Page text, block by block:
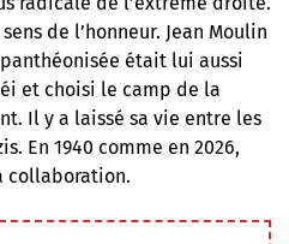
de l’honneur. Jean Moulin
était lui aussi
et choisi le camp de la
Il y a laissé sa vie entre les
En 1940 comme en 2026,
collaboration.